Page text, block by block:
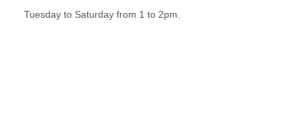
Tuesday to Saturday from 1 to 2pm.